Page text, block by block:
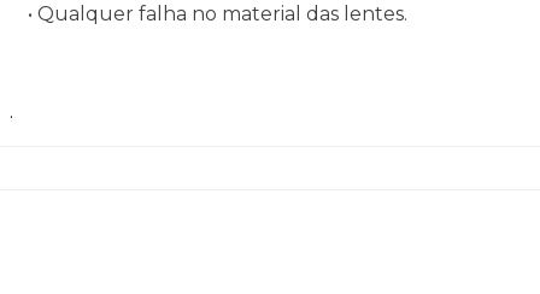
• Qualquer falha no material das lentes.
.